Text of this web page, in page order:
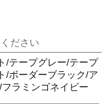
ださい
/テープグレー/テープ
/ボーダーブラック/ア
ラミンゴネイビー